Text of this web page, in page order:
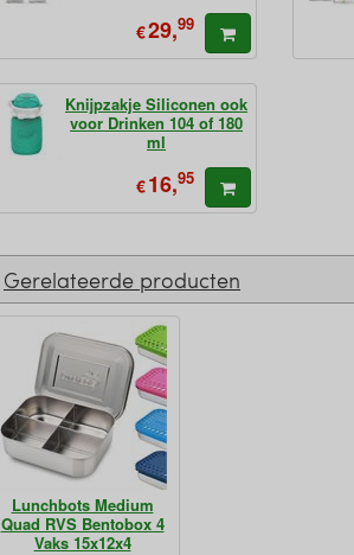
€29,99
Knijpzakje Siliconen ook
voor Drinken 104 of 180
ml
€16,95
Gerelateerde producten
Lunchbots Medium
Quad RVS Bentobox 4
Vaks 15x12x4